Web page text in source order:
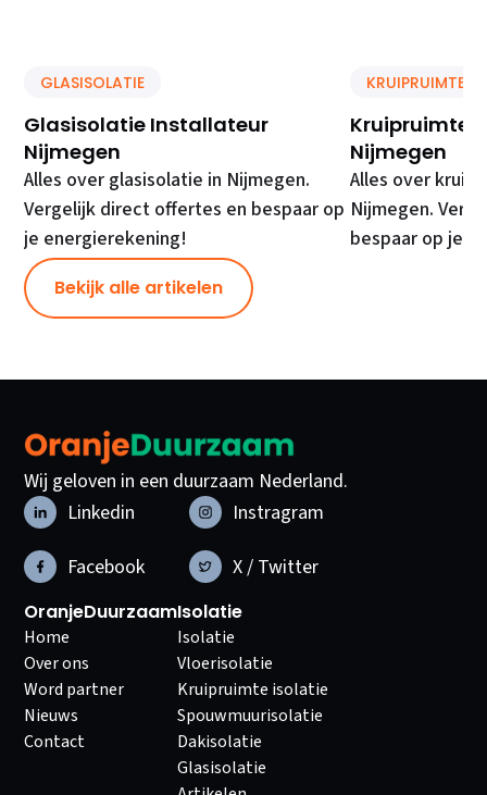
GLASISOLATIE
Glasisolatie Installateur
Nijmegen
Alles over glasisolatie in Nijmegen.
Vergelijk direct offertes en bespaar op
je energierekening!
KRUIPRUIMTE
Kruipruimte
Nijmegen
Alles over
Nijmegen.
bespaar op je
Bekijk alle artikelen
Wij geloven in een duurzaam Nederland.
Linkedin
Instragram
Facebook
X / Twitter
OranjeDuurzaam
Home
Over ons
Word partner
Nieuws
Contact
Isolatie
Isolatie
Vloerisolatie
Kruipruimte isolatie
Spouwmuurisolatie
Dakisolatie
Glasisolatie